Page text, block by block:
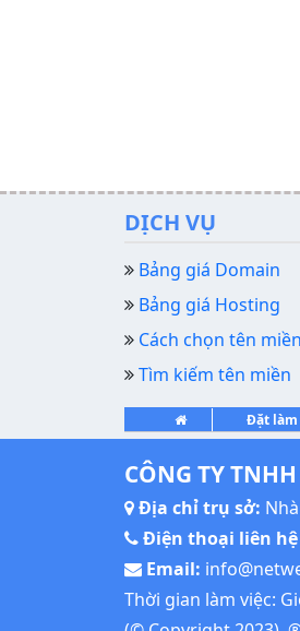
DỊCH VỤ
Bảng giá Domain
Bảng giá Hosting
Cách chọn tên miền
Tìm kiếm tên miền
Đặt làm
CÔNG TY
Địa chỉ trụ sở:
Điện thoại liên
Email:
Thời gian làm việc: